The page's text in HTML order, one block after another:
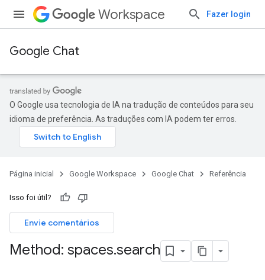
Workspace Fazer login
Google Chat
O Google usa tecnologia de IA na tradução de conteúdos para seu
idioma de preferência. As traduções com IA podem ter erros.
Página inicial Google Workspace Google Chat Referência
Isso foi útil?
Envie comentários
Method: spaces.search